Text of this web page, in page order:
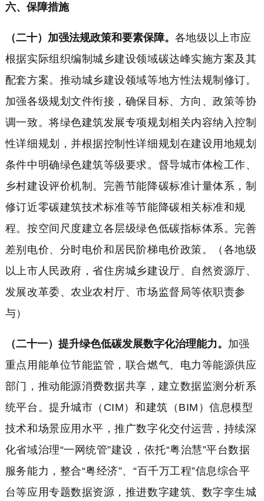
六、保障措施
（二十）加强法规政策和要素保障。 各地级以上市应
根据实际组织编制城乡建设领域碳达峰实施方案及其
配套方案。推动城乡建设领域等地方性法规制修订。
加强各级规划文件衔接，确保目标、方向、政策等协
调一致。将绿色建筑发展专项规划相关内容纳入控制
性详细规划，并根据控制性详细规划在建设用地规划
条件中明确绿色建筑等级要求。督导城市体检工作、
乡村建设评价机制。完善节能降碳标准计量体系，制
修订近零碳建筑技术标准等节能降碳相关标准和规
程。按空间尺度建立各层级绿色低碳指标体系。完善
差别电价、分时电价和居民阶梯电价政策。（各地级
以上市人民政府，省住房城乡建设厅、自然资源厅、
发展改革委、农业农村厅、市场监督局等依职责参
与）
（二十一）提升绿色低碳发展数字化治理能力。 加强
重点用能单位节能监管，联合燃气、电力等能源供应
部门，推动能源消费数据共享，建立数据监测分析系
统平台。提升城市（CIM）和建筑（BIM）信息模型
技术和场景应用水平，推广数字化交付运营，持续深
化省域治理“一网统管”建设，依托“粤治慧”平台数据
服务能力，整合“粤经济”、“百千万工程”信息综合平
台等应用专题数据资源，推进数字建筑、数字孪生城